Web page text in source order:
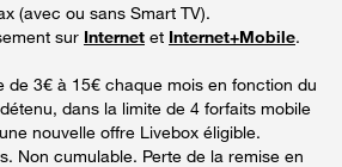
(avec ou sans Smart TV).
sur Internet et Internet+Mobile.
de 3€ à 15€ chaque mois en fonction du
dans la limite de 4 forfaits mobile
nouvelle offre Livebox éligible.
Non cumulable. Perte de la remise en